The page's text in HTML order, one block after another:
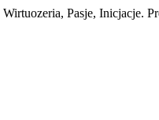
Pasje, Inicjacje.